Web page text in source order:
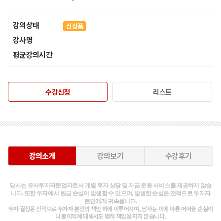
강의상태 신상품
강사명
평균강의시간
수강신청 리스트
강의소개 강의보기 수강후기
당사는 유사투자자문업자로서 개별 투자 상담 및 자금 운용 서비스를 제공하지 않습
니다. 또한 투자에서 원금 손실이 발생할 수 있으며, 발생한 손실은 전적으로 투자자
본인에게 귀속됩니다.
투자 결정은 전적으로 투자자 본인의 책임 하에 이루어지며, 당사는 이에 따른 어떠한 손실이
나 불이익에 대해서도 법적 책임을 지지 않습니다.